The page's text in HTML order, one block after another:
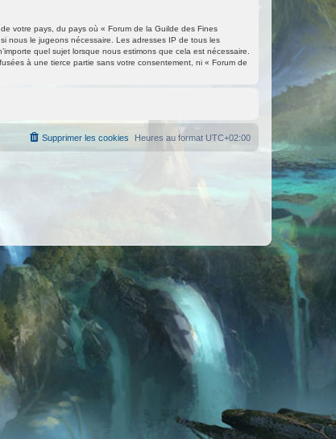
votre pays, du pays où « Forum de la Guilde des Fines
nous le jugeons nécessaire. Les adresses IP de tous les
quel sujet lorsque nous estimons que cela est nécessaire.
à une tierce partie sans votre consentement, ni « Forum de
Heures au format UTC+02:00
Supprimer les cookies